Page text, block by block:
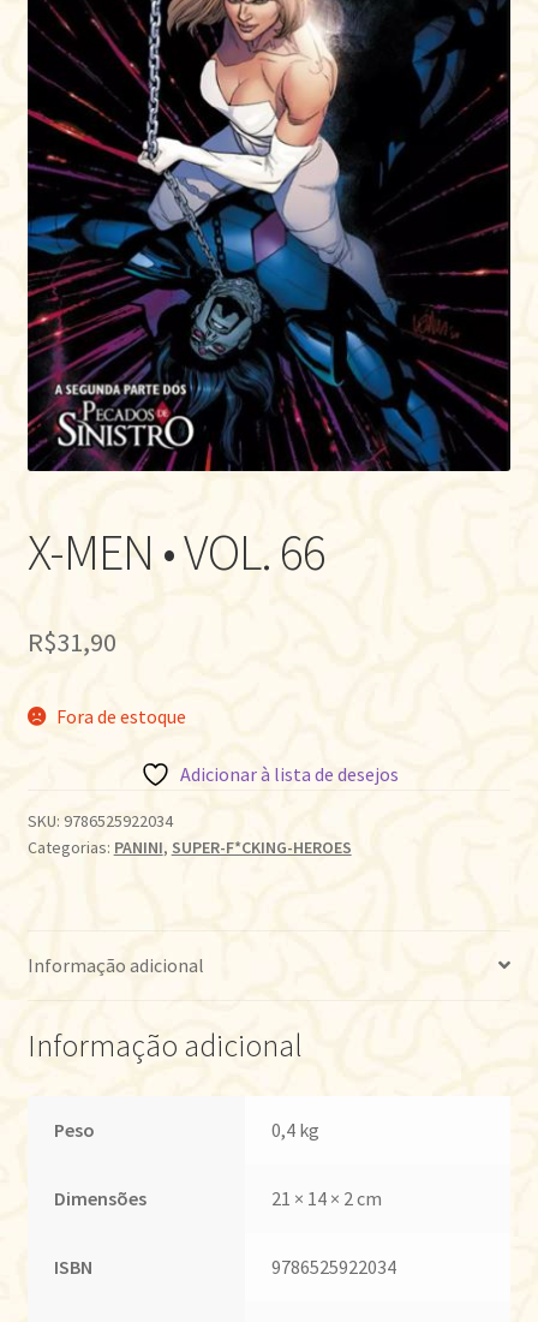
X-MEN • VOL. 66
R$31,90
Fora de estoque
Adicionar à lista de desejos
SKU: 9786525922034
Categorias: PANINI, SUPER-F*CKING-HEROES
Informação adicional
Informação adicional
Peso 0,4 kg
Dimensões 21 × 14 × 2 cm
ISBN 9786525922034